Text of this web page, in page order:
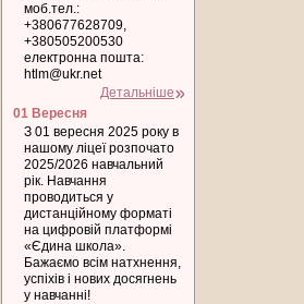
моб.тел.:
+380677628709,
+380505200530
електронна пошта:
htlm@ukr.net
Детальніше
01 Вересня
З 01 вересня 2025 року в
нашому ліцеї розпочато
2025/2026 навчальний
рік. Навчання
проводиться у
дистанційному форматі
на цифровій платформі
«Єдина школа».
Бажаємо всім натхнення,
успіхів і нових досягнень
у навчанні!